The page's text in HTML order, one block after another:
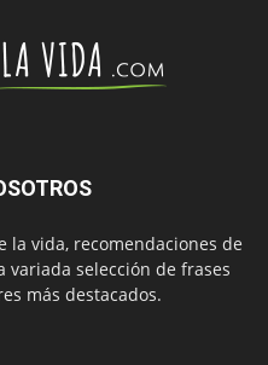
la vida, recomendaciones de
variada selección de frases
más destacados.